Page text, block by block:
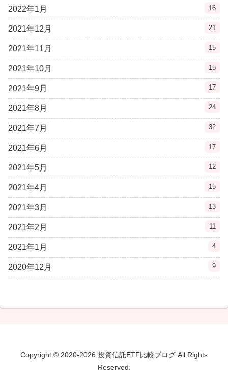
2022年1月 16
2021年12月 21
2021年11月 15
2021年10月 15
2021年9月 17
2021年8月 24
2021年7月 32
2021年6月 17
2021年5月 12
2021年4月 15
2021年3月 13
2021年2月 11
2021年1月 4
2020年12月 9
Copyright © 2020-2026 投資信託ETF比較ブログ All Rights
Reserved.